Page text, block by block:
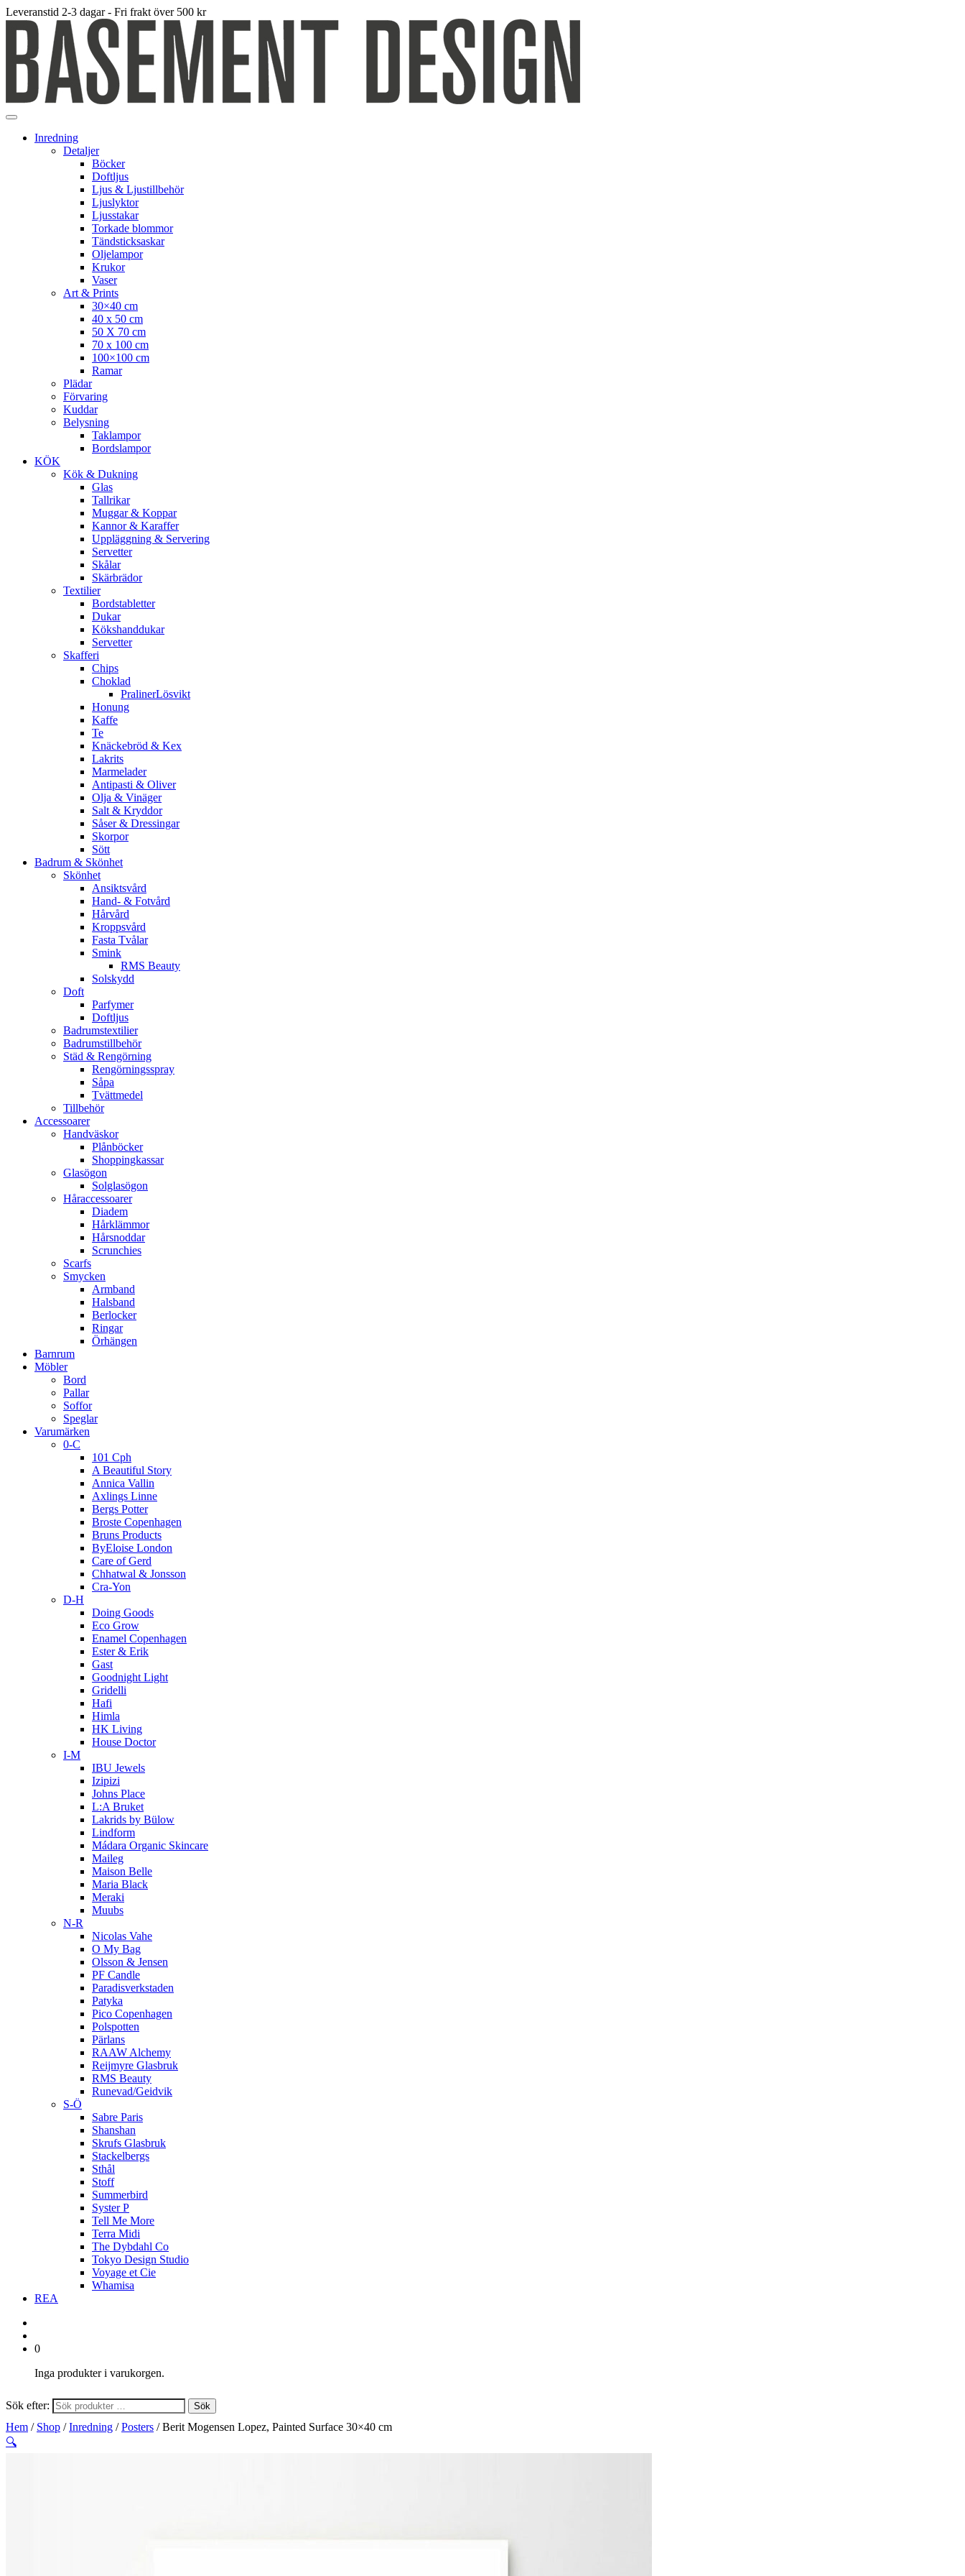
Leveranstid 2-3 dagar - Fri frakt över 500 kr
Inredning
Detaljer
Böcker
Doftljus
Ljus & Ljustillbehör
Ljuslyktor
Ljusstakar
Torkade blommor
Tändsticksaskar
Oljelampor
Krukor
Vaser
Art & Prints
30×40 cm
40 x 50 cm
50 X 70 cm
70 x 100 cm
100×100 cm
Ramar
Plädar
Förvaring
Kuddar
Belysning
Taklampor
Bordslampor
KÖK
Kök & Dukning
Glas
Tallrikar
Muggar & Koppar
Kannor & Karaffer
Uppläggning & Servering
Servetter
Skålar
Skärbrädor
Textilier
Bordstabletter
Dukar
Kökshanddukar
Servetter
Skafferi
Chips
Choklad
PralinerLösvikt
Honung
Kaffe
Te
Knäckebröd & Kex
Lakrits
Marmelader
Antipasti & Oliver
Olja & Vinäger
Salt & Kryddor
Såser & Dressingar
Skorpor
Sött
Badrum & Skönhet
Skönhet
Ansiktsvård
Hand- & Fotvård
Hårvård
Kroppsvård
Fasta Tvålar
Smink
RMS Beauty
Solskydd
Doft
Parfymer
Doftljus
Badrumstextilier
Badrumstillbehör
Städ & Rengörning
Rengörningsspray
Såpa
Tvättmedel
Tillbehör
Accessoarer
Handväskor
Plånböcker
Shoppingkassar
Glasögon
Solglasögon
Håraccessoarer
Diadem
Hårklämmor
Hårsnoddar
Scrunchies
Scarfs
Smycken
Armband
Halsband
Berlocker
Ringar
Örhängen
Barnrum
Möbler
Bord
Pallar
Soffor
Speglar
Varumärken
0-C
101 Cph
A Beautiful Story
Annica Vallin
Axlings Linne
Bergs Potter
Broste Copenhagen
Bruns Products
ByEloise London
Care of Gerd
Chhatwal & Jonsson
Cra-Yon
D-H
Doing Goods
Eco Grow
Enamel Copenhagen
Ester & Erik
Gast
Goodnight Light
Gridelli
Hafi
Himla
HK Living
House Doctor
I-M
IBU Jewels
Izipizi
Johns Place
L:A Bruket
Lakrids by Bülow
Lindform
Mádara Organic Skincare
Maileg
Maison Belle
Maria Black
Meraki
Muubs
N-R
Nicolas Vahe
O My Bag
Olsson & Jensen
PF Candle
Paradisverkstaden
Patyka
Pico Copenhagen
Polspotten
Pärlans
RAAW Alchemy
Reijmyre Glasbruk
RMS Beauty
Runevad/Geidvik
S-Ö
Sabre Paris
Shanshan
Skrufs Glasbruk
Stackelbergs
Sthål
Stoff
Summerbird
Syster P
Tell Me More
Terra Midi
The Dybdahl Co
Tokyo Design Studio
Voyage et Cie
Whamisa
REA
0
Inga produkter i varukorgen.
Sök efter: Sök
Hem / Shop /Inredning /Posters / Berit Mogensen Lopez, Painted Surface 30×40 cm
🔍